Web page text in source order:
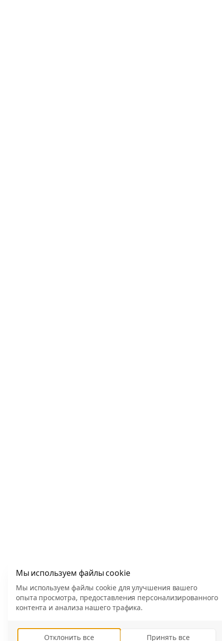
Мы используем файлы cookie
Мы используем файлы cookie для улучшения вашего
опыта просмотра, предоставления персонализированного
контента и анализа нашего трафика.
Отклонить все Принять все